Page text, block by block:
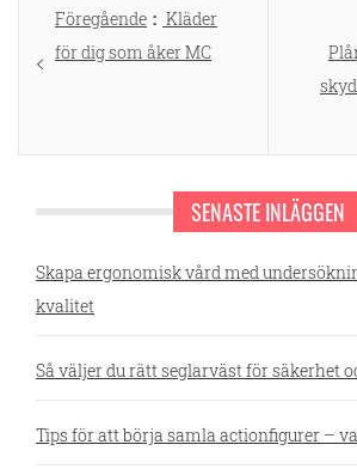
Inläggsnavigering
Föregående
Föregående
inlägg:
Kläder
för dig som åker MC
SENASTE INLÄGGEN
Skapa ergonomisk vård med
kvalitet
Så väljer du rätt seglarväst för säkerhet
Tips för att börja samla actionfigurer –